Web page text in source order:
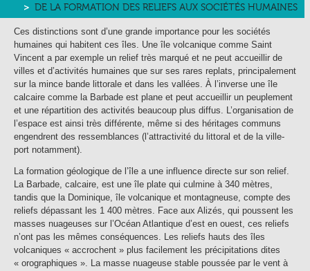
DE LA FORMATION DES RELIEFS AUX SOCIÉTÉS HUMAINES
Ces distinctions sont d’une grande importance pour les sociétés
humaines qui habitent ces îles. Une île volcanique comme Saint
Vincent a par exemple un relief très marqué et ne peut accueillir de
villes et d’activités humaines que sur ses rares replats, principalement
sur la mince bande littorale et dans les vallées. À l’inverse une île
calcaire comme la Barbade est plane et peut accueillir un peuplement
et une répartition des activités beaucoup plus diffus. L’organisation de
l’espace est ainsi très différente, même si des héritages communs
engendrent des ressemblances (l’attractivité du littoral et de la ville-
port notamment).
La formation géologique de l’île a une influence directe sur son relief.
La Barbade, calcaire, est une île plate qui culmine à 340 mètres,
tandis que la Dominique, île volcanique et montagneuse, compte des
reliefs dépassant les 1 400 mètres. Face aux Alizés, qui poussent les
masses nuageuses sur l’Océan Atlantique d’est en ouest, ces reliefs
n’ont pas les mêmes conséquences. Les reliefs hauts des îles
volcaniques « accrochent » plus facilement les précipitations dites
« orographiques ». La masse nuageuse stable poussée par le vent à